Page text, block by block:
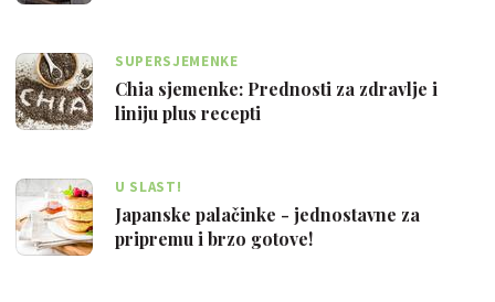
SUPERSJEMENKE
Chia sjemenke: Prednosti za zdravlje i
liniju plus recepti
U SLAST!
Japanske palačinke - jednostavne za
pripremu i brzo gotove!